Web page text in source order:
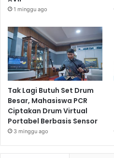
1 minggu ago
Tak Lagi Butuh Set Drum
Besar, Mahasiswa PCR
Ciptakan Drum Virtual
Portabel Berbasis Sensor
3 minggu ago